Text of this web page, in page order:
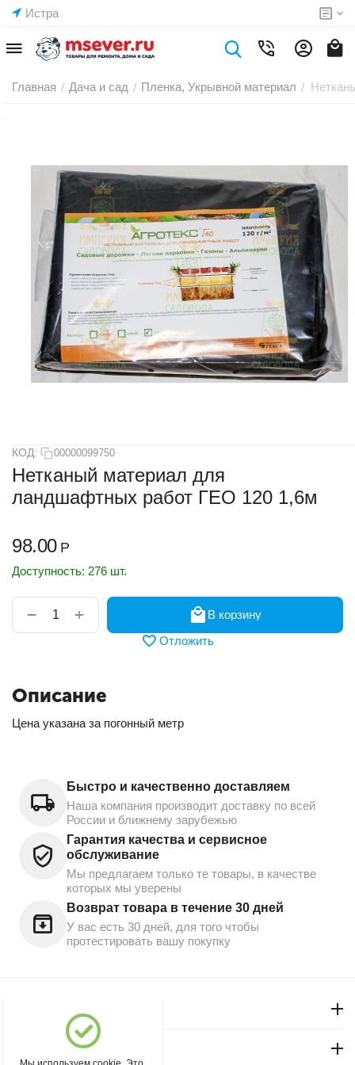
Истра
Главная / Дача и сад / Пленка, Укрывной материал /
КОД: 00000099750
Нетканый материал для
ландшафтных работ ГЕО 120 1,6м
98.00 Р
Доступность: 276 шт.
+
−
В корзину
Отложить
Описание
Цена указана за погонный метр
Быстро и качественно доставляем
Наша компания производит доставку по всей
России и ближнему зарубежью
Гарантия качества и сервисное
обслуживание
Мы предлагаем только те товары, в качестве
которых мы уверены
Возврат товара в течение 30 дней
У вас есть 30 дней, для того чтобы
протестировать вашу покупку
Магазин "Северный"